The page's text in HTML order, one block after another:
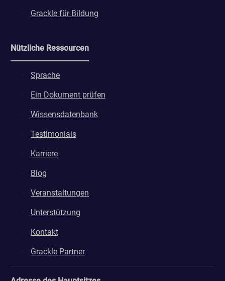
Grackle für Bildung
Nützliche Ressourcen
Sprache
Ein Dokument prüfen
Wissensdatenbank
Testimonials
Karriere
Blog
Veranstaltungen
Unterstützung
Kontakt
Grackle Partner